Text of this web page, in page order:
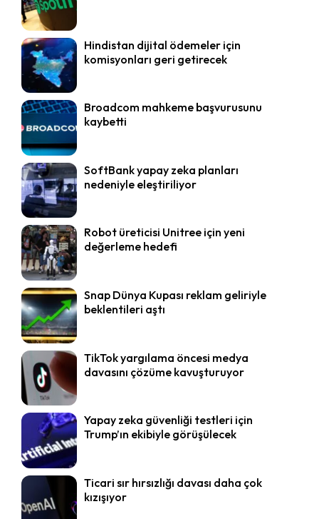
Hindistan dijital ödemeler için
komisyonları geri getirecek
Broadcom mahkeme başvurusunu
kaybetti
SoftBank yapay zeka planları
nedeniyle eleştiriliyor
Robot üreticisi Unitree için yeni
değerleme hedefi
Snap Dünya Kupası reklam geliriyle
beklentileri aştı
TikTok yargılama öncesi medya
davasını çözüme kavuşturuyor
Yapay zeka güvenliği testleri için
Trump’ın ekibiyle görüşülecek
Ticari sır hırsızlığı davası daha çok
kızışıyor